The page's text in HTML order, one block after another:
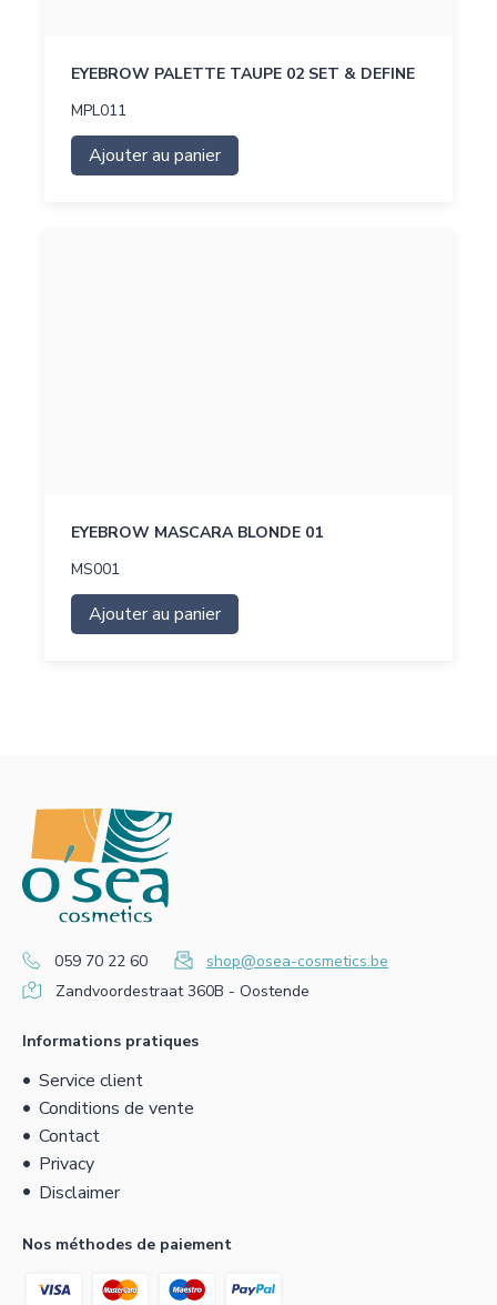
EYEBROW PALETTE TAUPE 02 SET & DEFINE
MPL011
Ajouter au panier
EYEBROW MASCARA BLONDE 01
MS001
Ajouter au panier
059 70 22 60
shop@osea-cosmetics.be
Zandvoordestraat 360B - Oostende
Informations pratiques
Service client
Conditions de vente
Contact
Privacy
Disclaimer
Nos méthodes de paiement